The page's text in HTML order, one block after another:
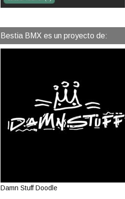
Bestia BMX es un proyecto de:
Damn Stuff Doodle